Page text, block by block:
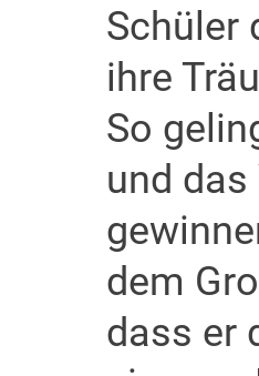
Schüler
ihre
So
und
dem
dass er